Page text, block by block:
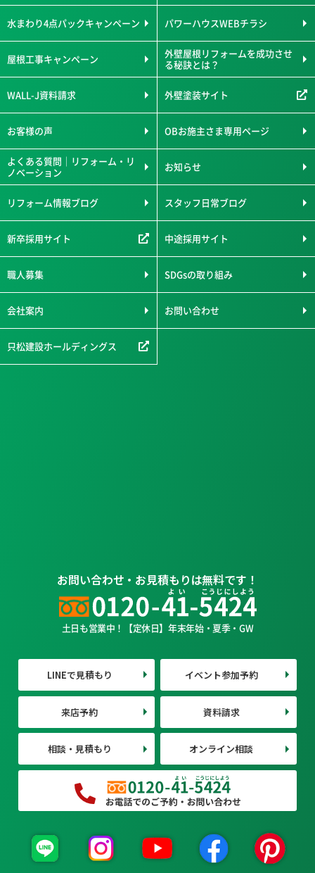
水まわり4点パックキャンペーン パワーハウスWEBチラシ
屋根工事キャンペーン
外壁屋根リフォームを成功させ
る秘訣とは？
WALL-J資料請求 外壁塗装サイト
お客様の声 OBお施主さま専用ページ
よくある質問｜リフォーム・リ
ノベーション
お知らせ
リフォーム情報ブログ スタッフ日常ブログ
新卒採用サイト 中途採用サイト
職人募集 SDGsの取り組み
会社案内 お問い合わせ
只松建設ホールディングス
お問い合わせ・お見積もりは無料です！
土日も営業中！【定休日】年末年始・夏季・GW
LINEで見積もり イベント参加予約
来店予約 資料請求
相談・見積もり オンライン相談